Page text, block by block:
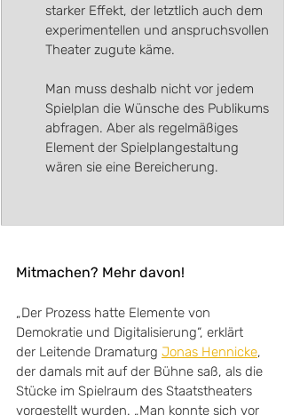
starker Effekt, der letztlich auch dem
experimentellen und anspruchsvollen
Theater zugute käme.
Man muss deshalb nicht vor jedem
Spielplan die Wünsche des Publikums
abfragen. Aber als regelmäßiges
Element der Spielplangestaltung
wären sie eine Bereicherung.
Mitmachen? Mehr davon!
„Der Prozess hatte Elemente von
Demokratie und Digitalisierung“, erklärt
der Leitende Dramaturg Jonas Hennicke,
der damals mit auf der Bühne saß, als die
Stücke im Spielraum des Staatstheaters
vorgestellt wurden. „Man konnte sich vor